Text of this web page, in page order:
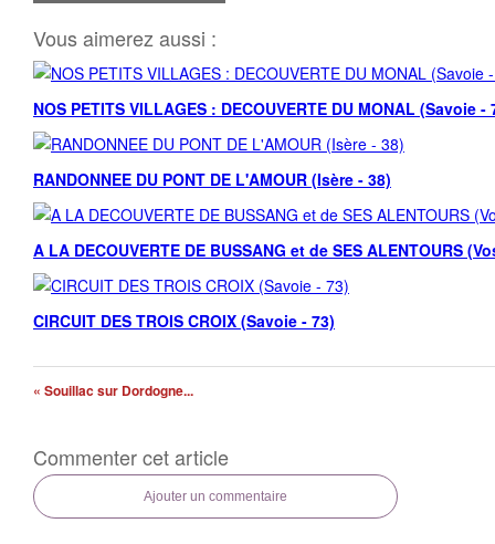
Vous aimerez aussi :
NOS PETITS VILLAGES : DECOUVERTE DU MONAL (Savoie -
RANDONNEE DU PONT DE L'AMOUR (Isère - 38)
A LA DECOUVERTE DE BUSSANG et de SES ALENTOURS
CIRCUIT DES TROIS CROIX (Savoie - 73)
« Souillac sur Dordogne...
Commenter cet article
Ajouter un commentaire